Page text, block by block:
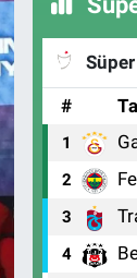
#
1
2
3
4